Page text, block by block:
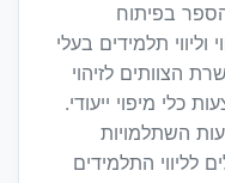
בפיתוח
תלמידים בעלי
הצוותים לזיהוי
כלי מיפוי ייעודי.
השתלמויות
לליווי התלמידים